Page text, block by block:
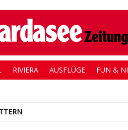
RIVIERA AUSFLÜGE FUN &